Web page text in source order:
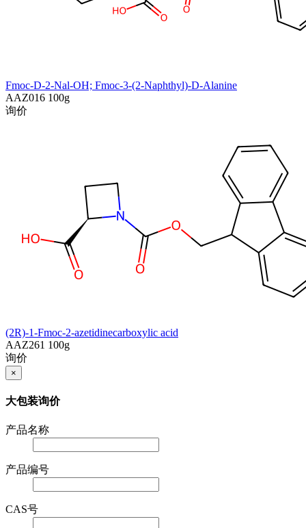
Fmoc-D-2-Nal-OH; Fmoc-3-(2-Naphthyl)-D-Alanine
AAZ016 100g
询价
(2R)-1-Fmoc-2-azetidinecarboxylic acid
AAZ261 100g
询价
×
大包装询价
产品名称
产品编号
CAS号